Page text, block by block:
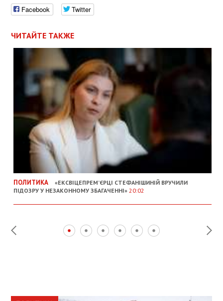
Facebook Twitter
ЧИТАЙТЕ ТАКЖЕ
ПОЛИТИКА
«ЕКСВІЦЕПРЕМ’ЄРЦІ СТЕФАНІШИНІЙ ВРУЧИЛИ
ПІДОЗРУ У НЕЗАКОННОМУ ЗБАГАЧЕННІ»20:02